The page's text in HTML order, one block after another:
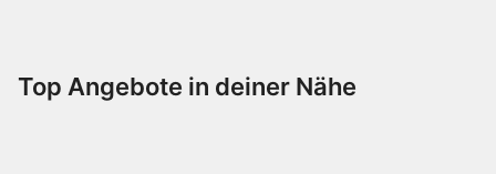
Top Angebote in deiner Nähe